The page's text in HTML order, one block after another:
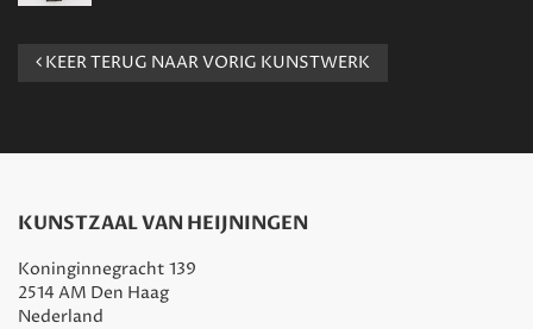
KEER TERUG NAAR VORIG KUNSTWERK
KUNSTZAAL VAN HEIJNINGEN
Koninginnegracht 139
2514 AM Den Haag
Nederland